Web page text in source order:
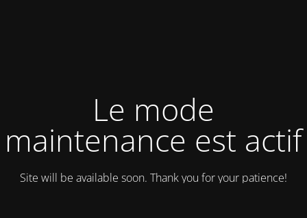
Le mode
maintenance est actif
Site will be available soon. Thank you for your patience!